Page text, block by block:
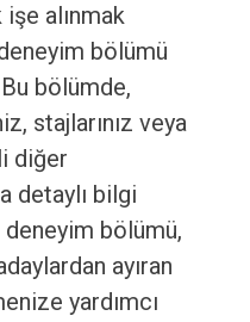
alınmak
bölümü
bölümde,
stajlarınız veya
diğer
detaylı bilgi
bölümü,
ayıran
yardımcı